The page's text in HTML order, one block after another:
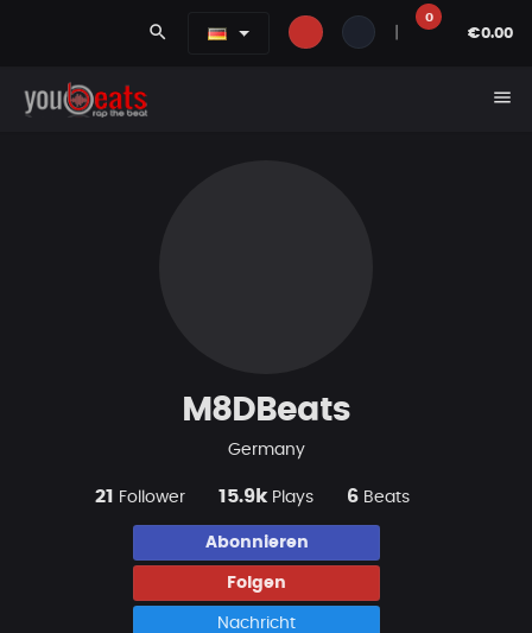
search
0
€0.00
menu
M8DBeats
Germany
21 Follower 15.9k Plays 6 Beats
Abonnieren
Folgen
Nachricht